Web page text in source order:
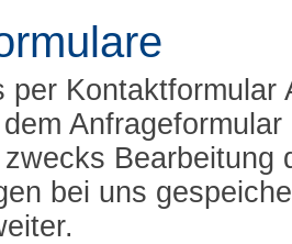
per
Bearbeitung
bei uns